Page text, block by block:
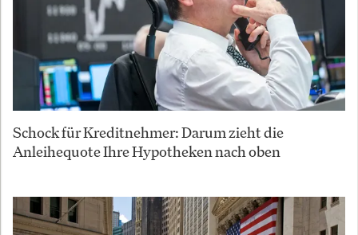
Schock für Kreditnehmer: Darum zieht die
Anleihequote Ihre Hypotheken nach oben